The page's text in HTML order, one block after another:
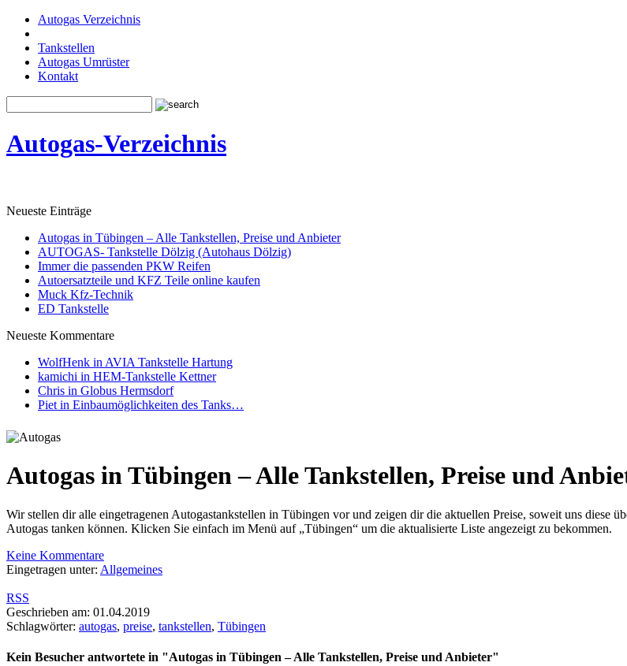
Autogas Verzeichnis
Tankstellen
Autogas Umrüster
Kontakt
Autogas-Verzeichnis
Neueste Einträge
Autogas in Tübingen – Alle Tankstellen, Preise und Anbieter
AUTOGAS- Tankstelle Dölzig (Autohaus Dölzig)
Immer die passenden PKW Reifen
Autoersatzteile und KFZ Teile online kaufen
Muck Kfz-Technik
ED Tankstelle
Neueste Kommentare
WolfHenk in AVIA Tankstelle Hartung
kamichi in HEM-Tankstelle Kettner
Chris in Globus Hermsdorf
Piet in Einbaumöglichkeiten des Tanks…
Autogas in Tübingen – Alle Tankstellen, Preise und
Wir stellen dir alle eingetragenen Autogastankstellen in Tübingen vor und zeigen dir die aktuellen Preise, soweit uns diese
Autogas tanken können. Klicken Sie einfach im Menü auf „Tübingen“ um die aktualisierte Liste angezeigt zu bekommen.
Keine Kommentare
Eingetragen unter: Allgemeines
RSS
Geschrieben am: 01.04.2019
Schlagwörter: autogas, preise, tankstellen, Tübingen
Kein Besucher antwortete in "Autogas in Tübingen – Alle Tankstellen, Preise und Anbieter"